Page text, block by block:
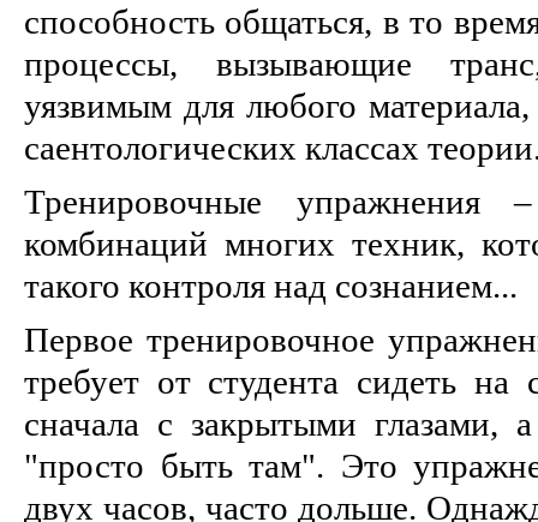
способность общаться, в то
процессы, вызывающие
уязвимым для любого
саентологических классах
Тренировочные
комбинаций многих техник,
такого контроля над сознанием...
Первое тренировочное
требует от студента сидеть на
сначала с закрытыми глазами,
"просто быть там". Это
двух часов, часто дольше.